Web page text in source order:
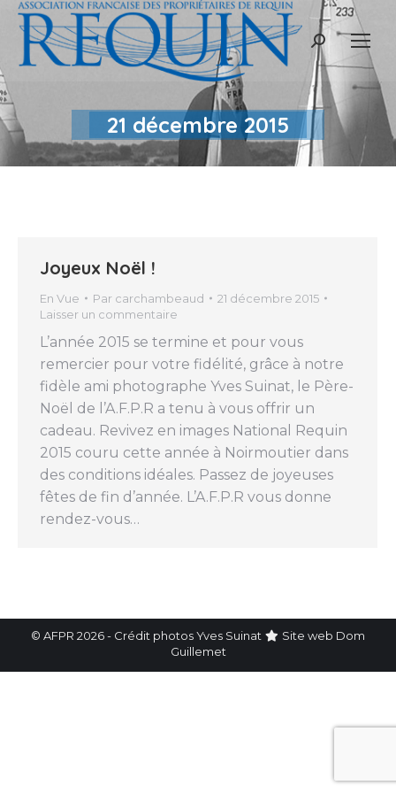
Recherche
21 décembre 2015
Joyeux Noël !
En Vue Par carchambeaud
21 décembre 2015
Laisser un commentaire
L’année 2015 se termine et pour vous
remercier pour votre fidélité, grâce à notre
fidèle ami photographe Yves Suinat, le Père-
Noël de l’A.F.P.R a tenu à vous offrir un
cadeau. Revivez en images National Requin
2015 couru cette année à Noirmoutier dans
des conditions idéales. Passez de joyeuses
fêtes de fin d’année. L’A.F.P.R vous donne
rendez-vous…
© AFPR 2026 - Crédit photos Yves Suinat Site web Dom
Guillemet